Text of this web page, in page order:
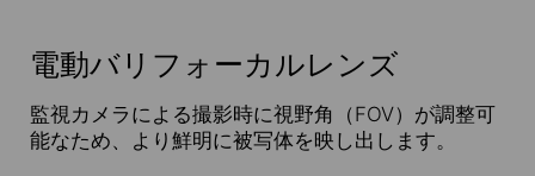
電動バリフォーカルレンズ
監視カメラによる撮影時に視野角（FOV）が調整可
能なため、より鮮明に被写体を映し出します。